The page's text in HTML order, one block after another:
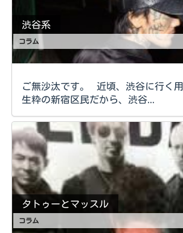
渋谷系
コラム
ご無沙汰です。 近頃、渋谷に行く用事が増えた。
生粋の新宿区民だから、渋谷...
タトゥーとマッスル
コラム